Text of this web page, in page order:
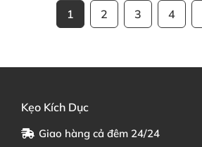
1 2 3 4
Kẹo Kích Dục
Giao hàng cả đêm 24/24